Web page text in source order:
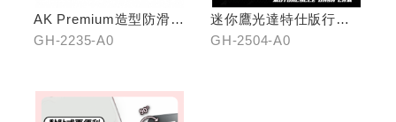
AK Premium造型防滑踏
板(中踏)
GH-2235-A0
迷你鷹光達特仕版行車
記錄器
GH-2504-A0